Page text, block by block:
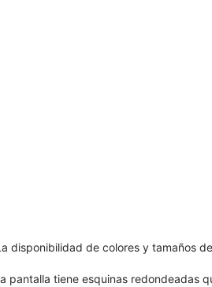
disponibilidad de colores y tamaños
pantalla tiene esquinas redondeadas